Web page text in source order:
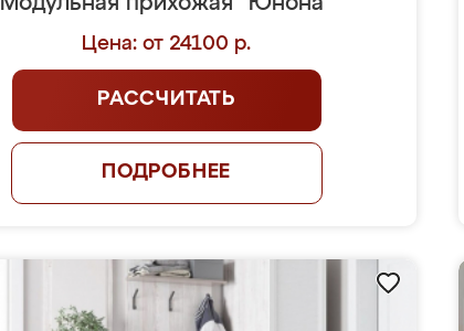
Цена: от 24100 р.
РАССЧИТАТЬ
ПОДРОБНЕЕ